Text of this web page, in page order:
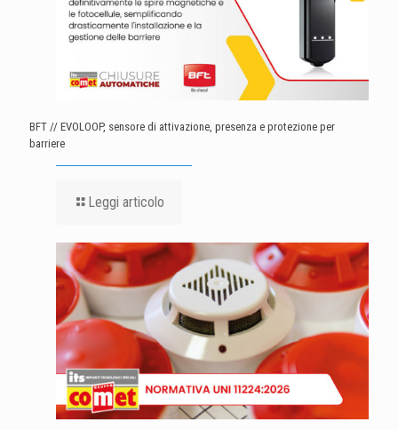
BFT // EVOLOOP, sensore di attivazione, presenza e protezione per
barriere
Leggi articolo